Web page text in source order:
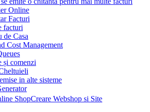
Online
Facturi
facturi
de Casa
Cost Management
și comenzi
in alte sisteme
Creare Webshop si Site